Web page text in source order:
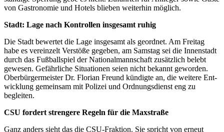
von Gastronomie und Hotels blieben weiterhin möglich.
Stadt: Lage nach Kontrollen insgesamt ruhig
Die Stadt bewertet die Lage insgesamt als geordnet. Am Freitag
habe es vereinzelt Verstöße gegeben, am Samstag sei die Innenstadt
durch das Fußball­spiel der National­mann­schaft zusätzlich belebt
gewesen. Gefährliche Situa­tionen seien nicht bekannt geworden.
Ober­bürger­meister Dr. Florian Freund kündigte an, die weitere Ent­
wicklung gemeinsam mit Polizei und Ordnungs­dienst eng zu
begleiten.
CSU fordert strengere Regeln für die Maxstraße
Ganz anders sieht das die CSU-Fraktion. Sie spricht von erneut